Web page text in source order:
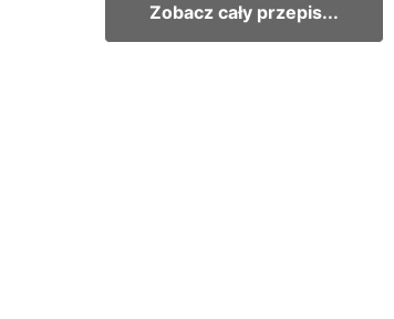
Zobacz cały przepis...